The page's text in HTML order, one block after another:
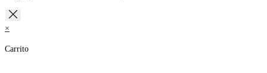
×
Carrito